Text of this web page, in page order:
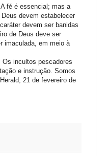
fé é essencial; mas a
devem estabelecer
devem ser banidas
de Deus deve ser
imaculada, em meio à
incultos pescadores
e instrução. Somos
21 de fevereiro de